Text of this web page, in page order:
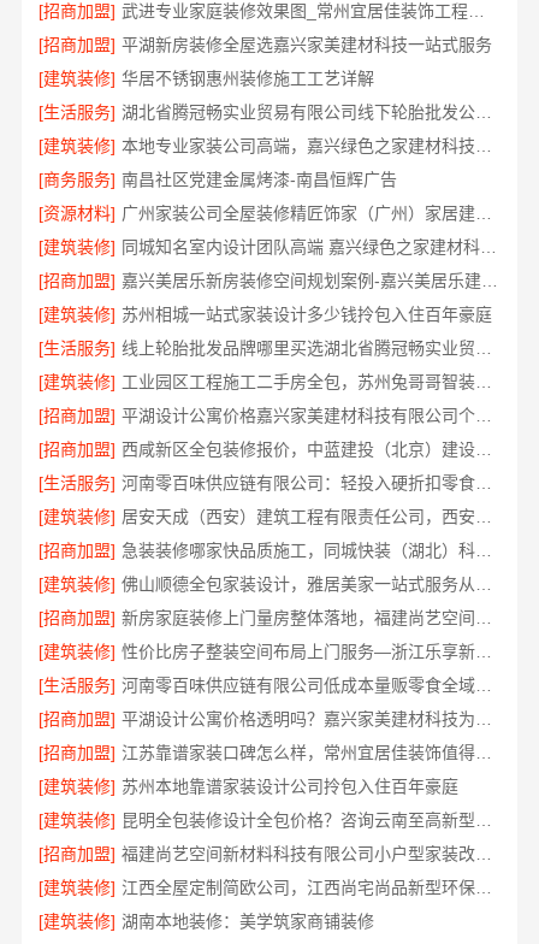
[招商加盟]
武进专业家庭装修效果图_常州宜居佳装饰工程有限公司
[招商加盟] 平湖新房装修全屋选嘉兴家美建材科技一站式服务
[建筑装修] 华居不锈钢惠州装修施工工艺详解
[生活服务]
湖北省腾冠畅实业贸易有限公司线下轮胎批发公司怎么做
[建筑装修]
[商务服务] 南昌社区党建金属烤漆-南昌恒辉广告
[资源材料]
广州家装公司全屋装修精匠饰家（广州）家居建材有限公司
[建筑装修]
同城知名室内设计团队高端 嘉兴绿色之家建材科技有限公司
[招商加盟]
嘉兴美居乐新房装修空间规划案例-嘉兴美居乐建材科技有限公司
[建筑装修] 苏州相城一站式家装设计多少钱拎包入住百年豪庭
[生活服务]
[建筑装修]
工业园区工程施工二手房全包，苏州兔哥哥智装新材料有限公司一站式服务
[招商加盟]
平湖设计公寓价格嘉兴家美建材科技有限公司个性化全案设计
[招商加盟]
西咸新区全包装修报价，中蓝建投（北京）建设有限公司武功分公司
[生活服务]
河南零百味供应链有限公司：轻投入硬折扣零食铺低风险经营
[建筑装修]
[招商加盟]
急装装修哪家快品质施工，同城快装（湖北）科技有限公司省心靠谱
[建筑装修]
[招商加盟]
[建筑装修]
性价比房子整装空间布局上门服务—浙江乐享新材料有限公司
[生活服务]
河南零百味供应链有限公司低成本量贩零食全域盈利
[招商加盟]
[招商加盟]
江苏靠谱家装口碑怎么样，常州宜居佳装饰值得信赖
[建筑装修] 苏州本地靠谱家装设计公司拎包入住百年豪庭
[建筑装修]
[招商加盟]
福建尚艺空间新材料科技有限公司小户型家装改造口碑优选报价
[建筑装修]
江西全屋定制简欧公司，江西尚宅尚品新型环保材料有限公司专业服务
[建筑装修] 湖南本地装修：美学筑家商铺装修